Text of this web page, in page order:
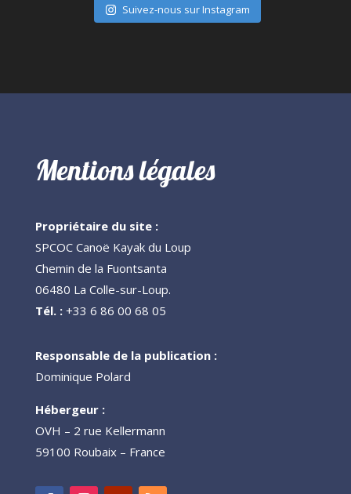
Suivez-nous sur Instagram
Mentions légales
Propriétaire du site :
SPCOC Canoë Kayak du Loup
Chemin de la Fuontsanta
06480 La Colle-sur-Loup.
Tél. :+33 6 86 00 68 05
Responsable de la publication :
Dominique Polard
Hébergeur :
OVH – 2 rue Kellermann
59100 Roubaix – France